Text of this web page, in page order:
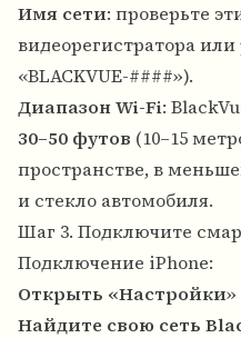
Имя сети: проверьте
видеорегистратора
«BLACKVUE-####»).
Диапазон Wi-Fi:
30–50 футов (10–15
пространстве, в
и стекло автомобиля.
Шаг 3. Подключите
Подключение iPhone:
Открыть «Настройки
Найдите свою сеть